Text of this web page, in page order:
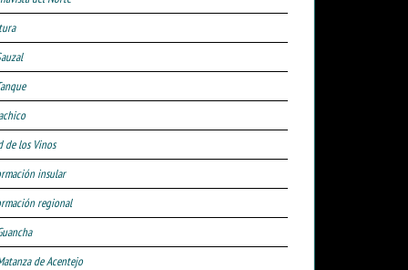
de los Vinos
insular
regional
de Acentejo